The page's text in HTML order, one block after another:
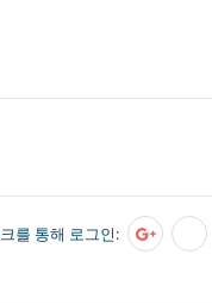
를 통해 로그인: